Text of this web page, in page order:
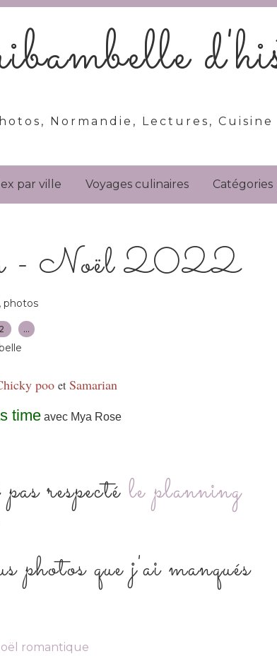
Normandie, Lectures, Cuisine
par ville Voyages culinaires Catégories
- Noël 2022
photos
…
poo et Samarian
time avec Mya Rose
respectéle planning
photos que j'ai manqués